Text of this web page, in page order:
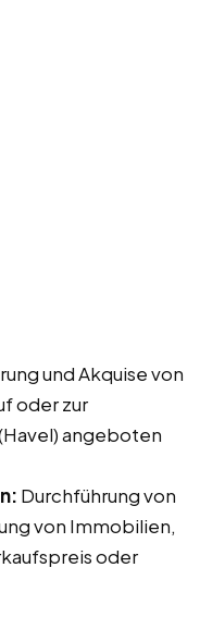
und Akquise von
oder zur
angeboten
Durchführung von
von Immobilien,
oder